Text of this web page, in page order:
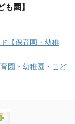
も園】
【保育園・幼稚
園・幼稚園・こど